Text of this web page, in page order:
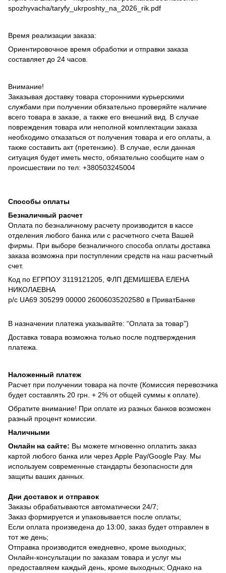
spozhyvacha/taryfy_ukrposhty_na_2026_rik.pdf
Время реализации заказа:
Ориентировочное время обработки и отправки заказа
составляет до 24 часов.
Внимание!
Заказывая доставку товара сторонними курьерскими
службами при получении обязательно проверяйте наличие
всего товара в заказе, а также его внешний вид. В случае
повреждения товара или неполной комплектации заказа
необходимо отказаться от получения товара и его оплаты, а
также составить акт (претензию). В случае, если данная
ситуация будет иметь место, обязательно сообщите нам о
происшествии по тел: +380503245004
Способы оплаты
Безналичный расчет
Оплата по безналичному расчету производится в кассе
отделения любого банка или с расчетного счета Вашей
фирмы. При выборе безналичного способа оплаты доставка
заказа возможна при поступлении средств на наш расчетный
счет.
Код по ЕГРПОУ 3119121205, ФЛП ДЕМИШЕВА ЕЛЕНА
НИКОЛАЕВНА
р/с UA69 305299 00000 26006035202580 в ПриватБанке
В назначении платежа указывайте: “Оплата за товар”)
Доставка товара возможна только после подтверждения
платежа.
Наложенный платеж
Расчет при получении товара на почте (Комиссия перевозчика
будет составлять 20 грн. + 2% от общей суммы к оплате).
Обратите внимание! При оплате из разных банков возможен
разный процент комиссии.
Наличными
Онлайн на сайте: Вы можете мгновенно оплатить заказ
картой любого банка или через Apple Pay/Google Pay. Мы
используем современные стандарты безопасности для
защиты ваших данных.
Дни доставок и отправок
Заказы обрабатываются автоматически 24/7;
Заказ формируется и упаковывается после оплаты;
Если оплата произведена до 13:00, заказ будет отправлен в
тот же день;
Отправка производится ежедневно, кроме выходных;
Онлайн-консультации по заказам товара и услуг мы
предоставляем каждый день, кроме выходных; Однако на